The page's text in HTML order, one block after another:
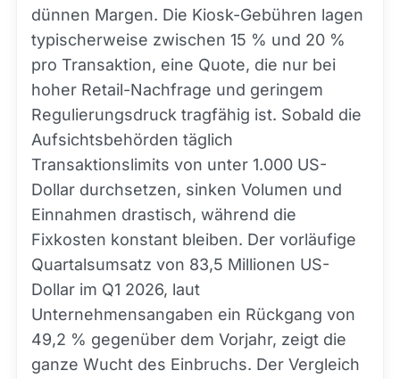
dünnen Margen. Die Kiosk-Gebühren lagen
typischerweise zwischen 15 % und 20 %
pro Transaktion, eine Quote, die nur bei
hoher Retail-Nachfrage und geringem
Regulierungsdruck tragfähig ist. Sobald die
Aufsichtsbehörden täglich
Transaktionslimits von unter 1.000 US-
Dollar durchsetzen, sinken Volumen und
Einnahmen drastisch, während die
Fixkosten konstant bleiben. Der vorläufige
Quartalsumsatz von 83,5 Millionen US-
Dollar im Q1 2026, laut
Unternehmensangaben ein Rückgang von
49,2 % gegenüber dem Vorjahr, zeigt die
ganze Wucht des Einbruchs. Der Vergleich